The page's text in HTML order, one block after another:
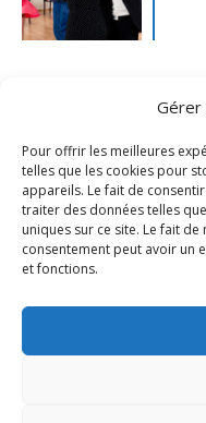
Gérer
Pour offrir les meilleures
telles que les cookies pour
appareils. Le fait de
traiter des données telles
uniques sur ce site. Le fait
consentement peut avoir un
et fonctions.
-